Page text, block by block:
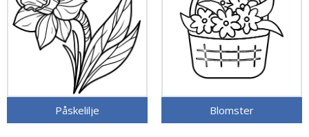
Påskelilje Blomster